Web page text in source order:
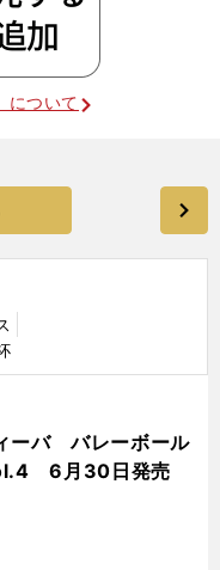
について
ーバ バレーボール
6月30日発売